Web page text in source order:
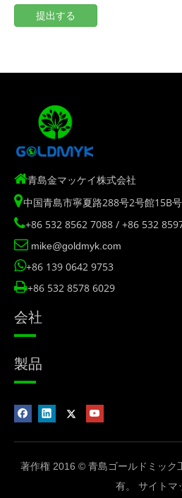
提出する
青島金マッケイ株式会社
中国青島市寧夏路288号2号館15B
+86 532 8562 7088 / +86 532
 mike@goldmyk.com
+86 139 0642 9753
+86 532 8578 6029
会社
製品
著作権 2016 © 青島ゴールドミック
有。 サイトマ